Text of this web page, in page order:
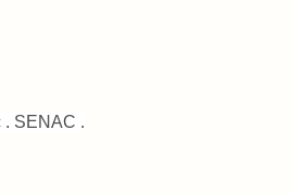
. SENAC .